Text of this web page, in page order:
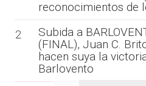
reconocimientos de
2
Subida a
(FINAL), Juan C.
hacen suya la
Barlovento